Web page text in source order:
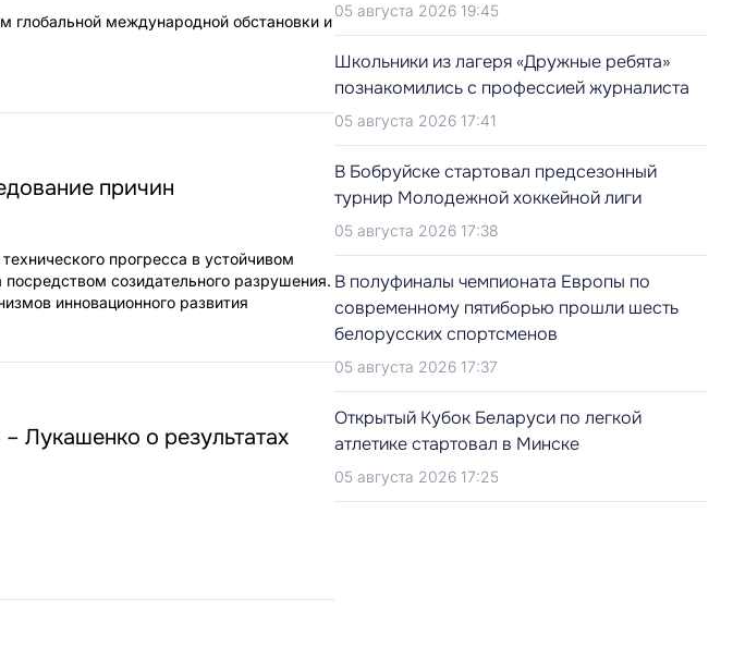
глобальной международной обстановки и
причин
прогресса в устойчивом
посредством созидательного разрушения.
инновационного развития
Лукашенко о результатах
05 августа 2026 19:45
Школьники из лагеря «Дружные ребята»
познакомились с профессией журналиста
05 августа 2026 17:41
В Бобруйске стартовал предсезонный
турнир Молодежной хоккейной лиги
05 августа 2026 17:38
В полуфиналы чемпионата Европы по
современному пятиборью прошли шесть
белорусских спортсменов
05 августа 2026 17:37
Открытый Кубок Беларуси по легкой
атлетике стартовал в Минске
05 августа 2026 17:25